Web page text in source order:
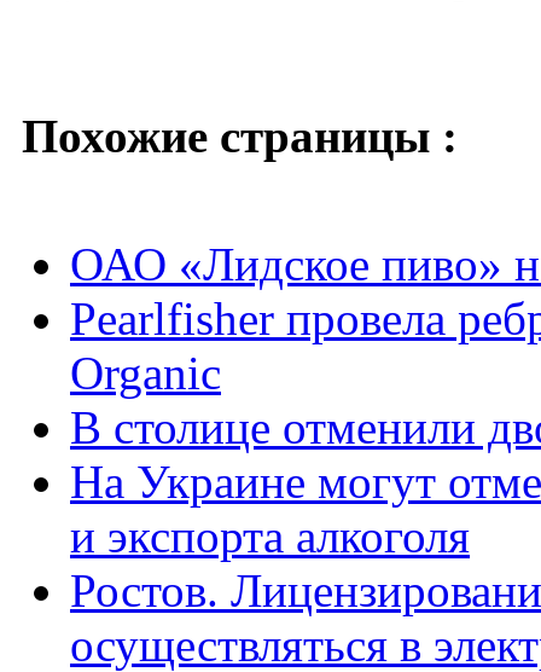
Похожие страницы :
ОАО «Лидское пиво»
Pearlfisher провела
Organic
В столице отменили
На Украине могут
и экспорта алкоголя
Ростов.
осуществляться в